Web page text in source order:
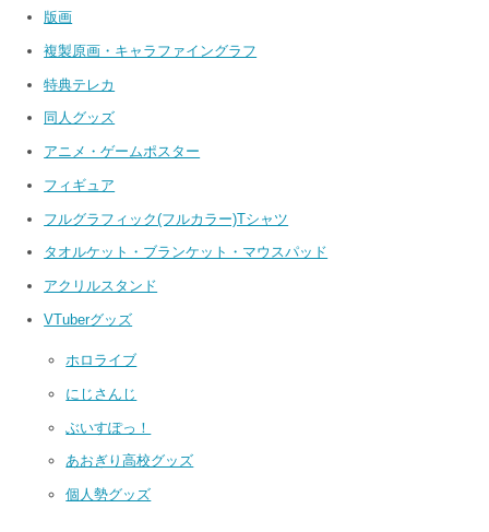
版画
複製原画・キャラファイングラフ
特典テレカ
同人グッズ
アニメ・ゲームポスター
フィギュア
フルグラフィック(フルカラー)Tシャツ
タオルケット・ブランケット・マウスパッド
アクリルスタンド
VTuberグッズ
ホロライブ
にじさんじ
ぶいすぽっ！
あおぎり高校グッズ
個人勢グッズ